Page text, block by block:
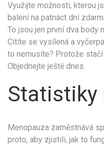
Využijte možnosti, kterou
balení na patnáct dní
To jsou jen první dva body
Cítíte se vysílená a
to nemusíte? Protože
Objednejte ještě dnes.
Statistiky
Menopauza zaměstnává
proto, aby zjistili, jak to